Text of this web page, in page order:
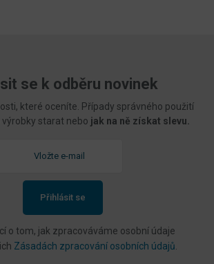
se k odběru novinek
které oceníte. Případy správného použití
výrobky starat nebo jak na ně získat slevu.
Přihlásit se
o tom, jak zpracováváme osobní údaje
Zásadách zpracování osobních údajů